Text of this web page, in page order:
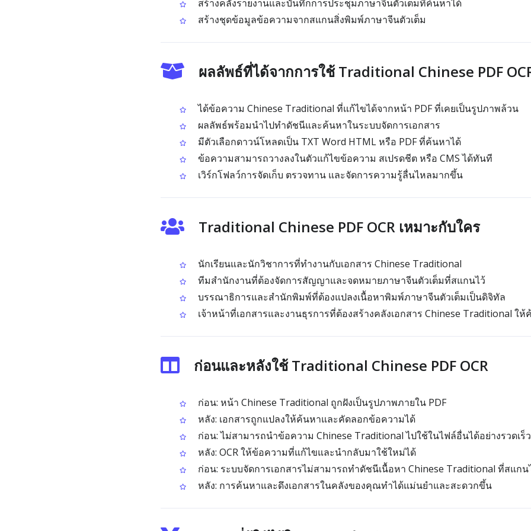
สร้างคลังรายงานและบันทึกการประชุมภาษาจีนตัวเต็มที่ค้นหาได้
สร้างชุดข้อมูลข้อความจากสแกนสิ่งพิมพ์ภาษาจีนตัวเต็ม
ผลลัพธ์ที่ได้จากการใช้ Traditional Chinese PDF
ได้ข้อความ Chinese Traditional ที่แก้ไขได้จากหน้า PDF ที่เคยเป็นรูปภาพล้วน
ผลลัพธ์พร้อมนำไปทำดัชนีและค้นหาในระบบจัดการเอกสาร
มีตัวเลือกดาวน์โหลดเป็น TXT Word HTML หรือ PDF ที่ค้นหาได้
ข้อความสามารถวางลงในตัวแก้ไขข้อความ สเปรดชีต หรือ CMS ได้ทันที
เวิร์กโฟลว์การจัดเก็บ ตรวจทาน และจัดการความรู้ลื่นไหลมากขึ้น
Traditional Chinese PDF OCR เหมาะกับใคร
นักเรียนและนักวิชาการที่ทำงานกับเอกสาร Chinese Traditional
ทีมสำนักงานที่ต้องจัดการสัญญาและจดหมายภาษาจีนตัวเต็มที่สแกนไว้
บรรณาธิการและสำนักพิมพ์ที่ต้องแปลงเนื้อหาพิมพ์ภาษาจีนตัวเต็มเป็นดิจิทัล
เจ้าหน้าที่เอกสารและงานธุรการที่ต้องสร้างคลังเอกสาร Chinese Traditional ให้
ก่อนและหลังใช้ Traditional Chinese PDF OCR
ก่อน: หน้า Chinese Traditional ถูกฝังเป็นรูปภาพภายใน PDF
หลัง: เอกสารถูกแปลงให้ค้นหาและคัดลอกข้อความได้
ก่อน: ไม่สามารถนำข้อความ Chinese Traditional ไปใช้ในไฟล์อื่นได้อย่างรวดเร็ว
หลัง: OCR ให้ข้อความที่แก้ไขและนำกลับมาใช้ใหม่ได้
ก่อน: ระบบจัดการเอกสารไม่สามารถทำดัชนีเนื้อหา Chinese Traditional ที่สแกน
หลัง: การค้นหาและดึงเอกสารในคลังของคุณทำได้แม่นยำและสะดวกขึ้น